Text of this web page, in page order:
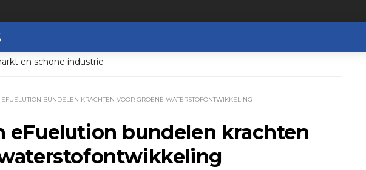
en schone industrie
BUNDELEN KRACHTEN VOOR GROENE WATERSTOFONTWIKKELING
eFuelution bundelen krachten